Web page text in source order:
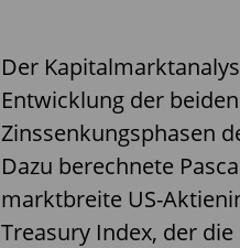
Der
Entwicklung der
Zinssenkungsphasen
Dazu berechnete
marktbreite US-
Treasury Index, der